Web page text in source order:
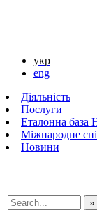
укр
eng
Діяльність
Послуги
Еталонна
Міжнародне
Новини